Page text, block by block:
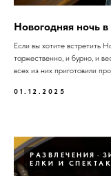
Новогодняя ночь
Если вы хотите встретить
торжественно, и бурно, и
всех из них приготовили
01.12.2025
РАЗВЛЕЧЕНИЯ
ЕЛКИ И